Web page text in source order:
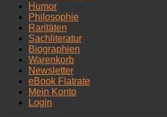
Humor
Philosophie
Raritäten
Sachliteratur
Biographien
Warenkorb
Newsletter
eBook Flatrate
Mein Konto
Login